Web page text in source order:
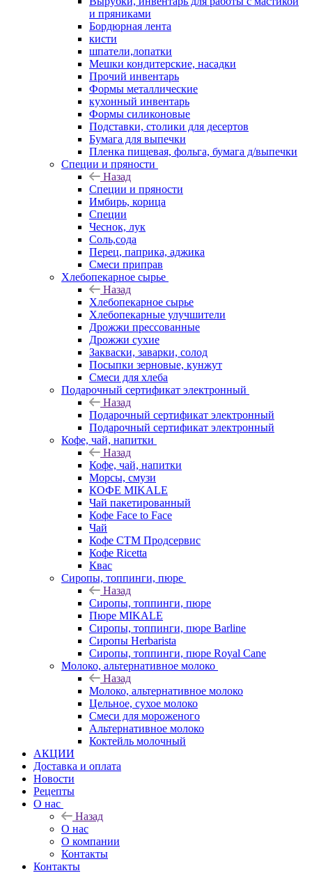
и пряниками
Бордюрная лента
кисти
шпатели,лопатки
Мешки кондитерские, насадки
Прочий инвентарь
Формы металлические
кухонный инвентарь
Формы силиконовые
Подставки, столики для десертов
Бумага для выпечки
Пленка пищевая, фольга, бумага д/выпечки
Специи и пряности
Назад
Специи и пряности
Имбирь, корица
Специи
Чеснок, лук
Соль,сода
Перец, паприка, аджика
Смеси приправ
Хлебопекарное сырье
Назад
Хлебопекарное сырье
Хлебопекарные улучшители
Дрожжи прессованные
Дрожжи сухие
Закваски, заварки, солод
Посыпки зерновые, кунжут
Смеси для хлеба
Подарочный сертификат электронный
Назад
Подарочный сертификат электронный
Подарочный сертификат электронный
Кофе, чай, напитки
Назад
Кофе, чай, напитки
Морсы, смузи
КОФЕ MIKALE
Чай пакетированный
Кофе Face to Face
Чай
Кофе СТМ Продсервис
Кофе Ricetta
Квас
Сиропы, топпинги, пюре
Назад
Сиропы, топпинги, пюре
Пюре MIKALE
Сиропы, топпинги, пюре Barline
Сиропы Herbarista
Сиропы, топпинги, пюре Royal Cane
Молоко, альтернативное молоко
Назад
Молоко, альтернативное молоко
Цельное, сухое молоко
Смеси для мороженого
Альтернативное молоко
Коктейль молочный
АКЦИИ
Доставка и оплата
Новости
Рецепты
О нас
Назад
О нас
О компании
Контакты
Контакты